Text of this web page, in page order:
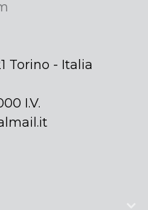
Torino - Italia
I.V.